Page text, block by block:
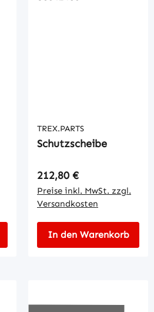
TREX.PARTS
Schutzscheibe
Regulärer Preis:
212,80 €
Preise inkl. MwSt. zzgl.
Versandkosten
In den Warenkorb